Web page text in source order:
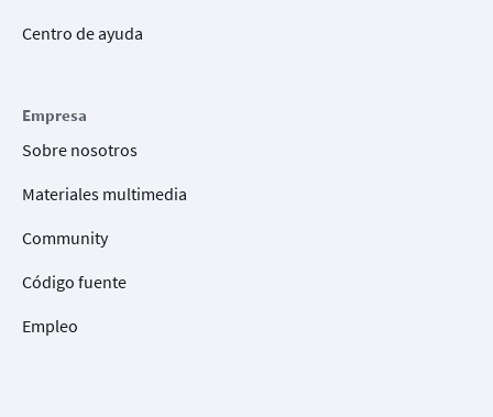
Centro de ayuda
Empresa
Sobre nosotros
Materiales multimedia
Community
Código fuente
Empleo